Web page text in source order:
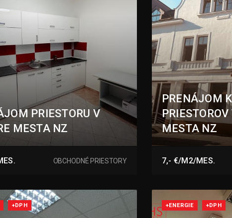
PRIESTORU V
MESTA NZ
Nové Zámky
OBCHODNÉ PRIESTORY
PRENÁJOM
PRIESTOROV
MESTA NZ
Petőfiho, Nové
7,- €/M2/MES.
+DPH +ENERGIE +DPH